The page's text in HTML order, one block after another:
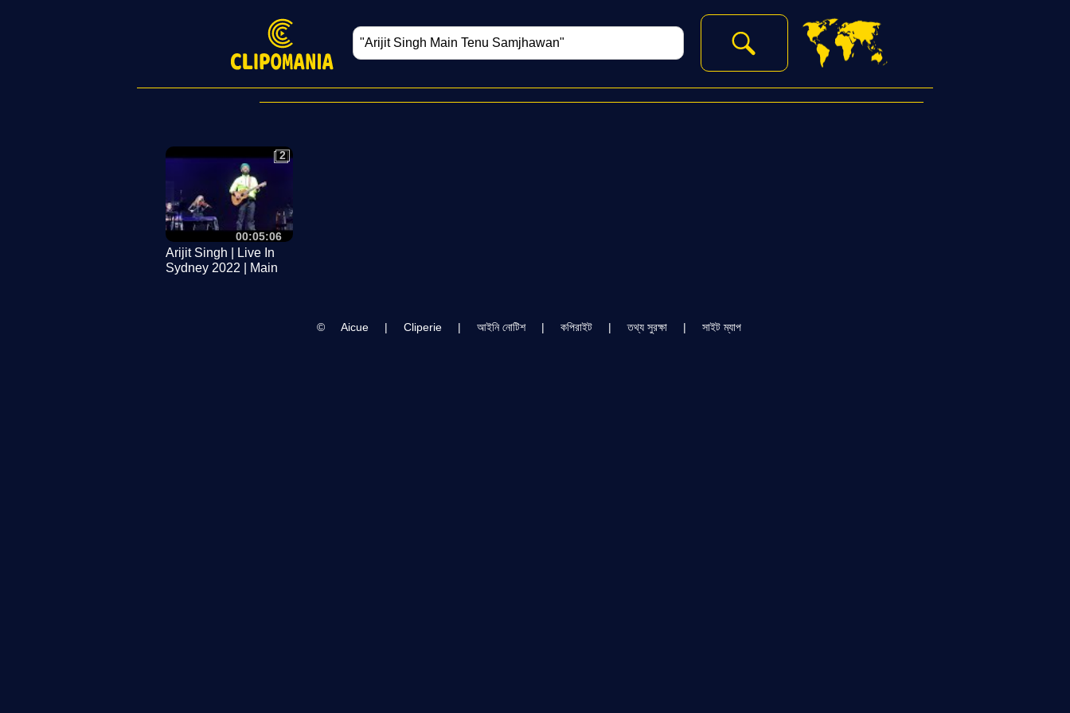
00:05:06
2
2
Arijit Singh | Live In
Sydney 2022 | Main
© Aicue | Cliperie | আইনি নোটিশ | কপিরাইট | তথ্য সুরক্ষা | সাইট ম্যাপ